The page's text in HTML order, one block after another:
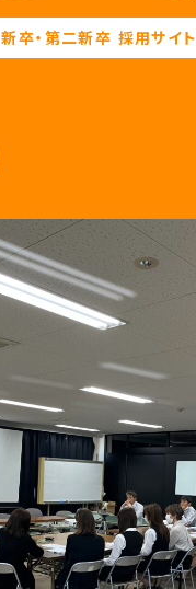
新卒・第二新卒 採用サイト